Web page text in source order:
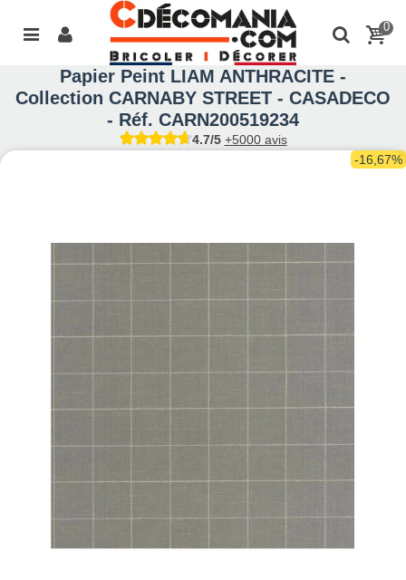
0
Papier Peint LIAM ANTHRACITE -
Collection CARNABY STREET - CASADECO
- Réf. CARN200519234
4.7/5 +5000 avis
-16,67%